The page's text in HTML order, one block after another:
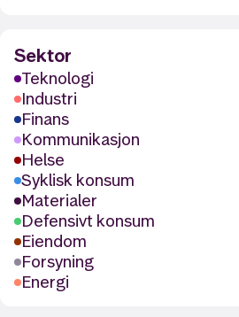
Sektor
Teknologi
Industri
Finans
Kommunikasjon
Helse
Syklisk konsum
Materialer
Defensivt konsum
Eiendom
Forsyning
Energi